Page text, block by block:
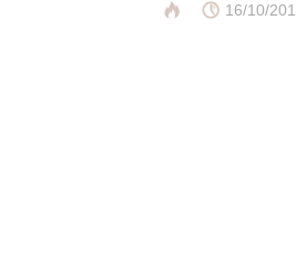
16/10/